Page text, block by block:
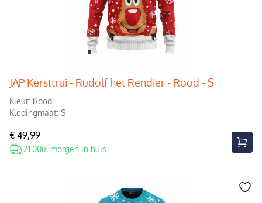
JAP Kersttrui - Rudolf het Rendier - Rood - S
Kleur: Rood
Kledingmaat: S
€ 49,99
21.00u, morgen in huis